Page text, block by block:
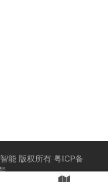
能 版权所有 粤ICP备